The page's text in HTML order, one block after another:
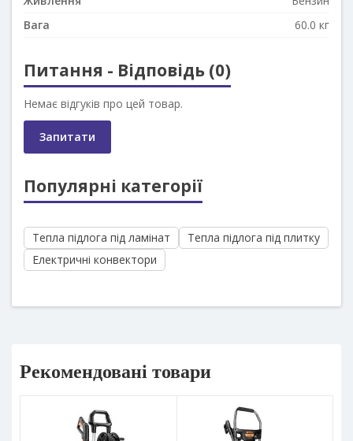
Вага
60.0 кг
Питання - Відповідь (0)
Немає відгуків про цей товар.
Запитати
Популярні категорії
Тепла підлога під ламінат
Тепла підлога під плитку
Електричні конвектори
Рекомендовані товари